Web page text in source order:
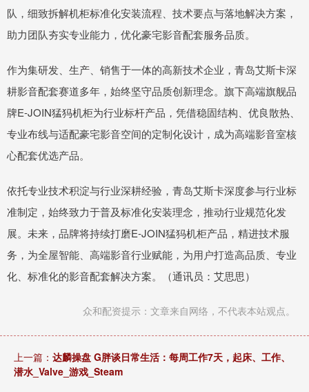
队，细致拆解机柜标准化安装流程、技术要点与落地解决方案，
助力团队夯实专业能力，优化豪宅影音配套服务品质。
作为集研发、生产、销售于一体的高新技术企业，青岛艾斯卡深
耕影音配套赛道多年，始终坚守品质创新理念。旗下高端旗舰品
牌E-JOIN猛犸机柜为行业标杆产品，凭借稳固结构、优良散热、
专业布线与适配豪宅影音空间的定制化设计，成为高端影音室核
心配套优选产品。
依托专业技术积淀与行业深耕经验，青岛艾斯卡深度参与行业标
准制定，始终致力于普及标准化安装理念，推动行业规范化发
展。未来，品牌将持续打磨E-JOIN猛犸机柜产品，精进技术服
务，为全屋智能、高端影音行业赋能，为用户打造高品质、专业
化、标准化的影音配套解决方案。（通讯员：艾思思）
众和配资提示：文章来自网络，不代表本站观点。
上一篇： 达麟操盘 G胖谈日常生活：每周工作7天，起床、工作、
潜水_Valve_游戏_Steam